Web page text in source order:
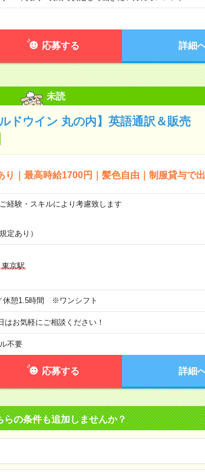
応募する 詳細
未読
ドウイン 丸の内】英語通訳＆販売
り｜最高時給1700円｜髪色自由｜制服貸与で
験・スキルにより考慮致します
定あり）
東京駅
休憩1.5時間 ※ワンシフト
お気軽にご相談ください！
不要
応募する 詳細
らの条件も追加しませんか？